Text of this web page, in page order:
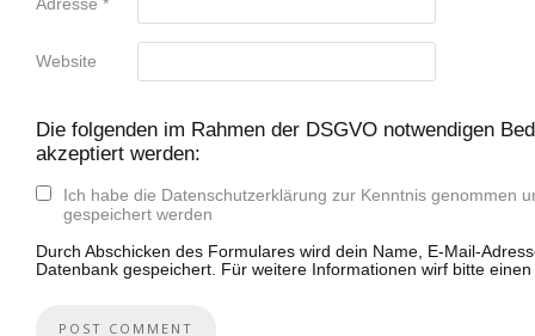
Website
Die folgenden im Rahmen der DSGVO notwendigen
akzeptiert werden:
Ich habe die Datenschutzerklärung zur Kenntnis genommen
gespeichert werden
Durch Abschicken des Formulares wird dein Name, E-Mail-
Datenbank gespeichert. Für weitere Informationen wirf bitte